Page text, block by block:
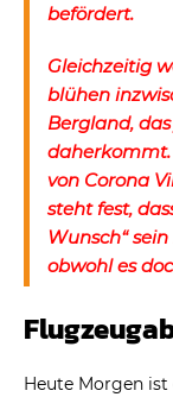
befördert.
Gleichzeitig
blühen
Bergland,
daherkommt.
von Corona
steht fest,
Wunsch“
obwohl es
Heute Morgen ist